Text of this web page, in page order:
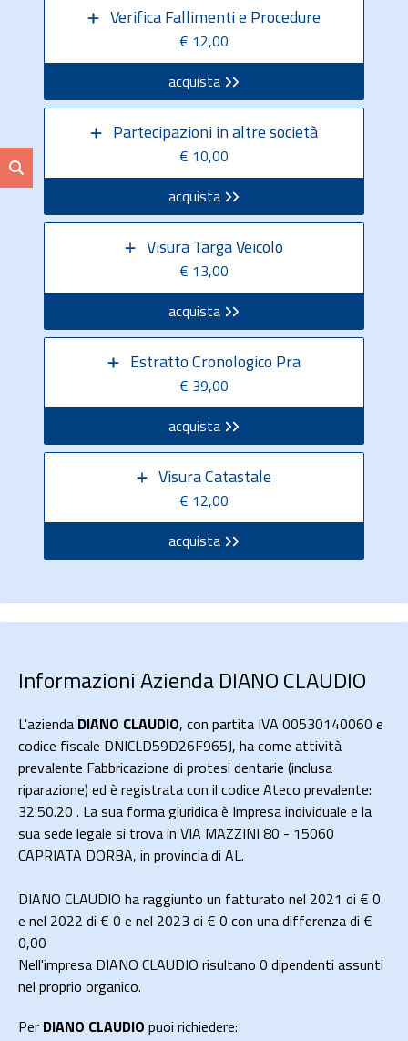
Verifica Fallimenti e Procedure
€ 12,00
acquista
Partecipazioni in altre società
€ 10,00
acquista
Visura Targa Veicolo
€ 13,00
acquista
Estratto Cronologico Pra
€ 39,00
acquista
Visura Catastale
€ 12,00
acquista
Informazioni Azienda DIANO CLAUDIO
L'azienda DIANO CLAUDIO, con partita IVA 00530140060 e
codice fiscale DNICLD59D26F965J, ha come attività
prevalente Fabbricazione di protesi dentarie (inclusa
riparazione) ed è registrata con il codice Ateco prevalente:
32.50.20 . La sua forma giuridica è Impresa individuale e la
sua sede legale si trova in VIA MAZZINI 80 - 15060
CAPRIATA DORBA, in provincia di AL.
DIANO CLAUDIO ha raggiunto un fatturato nel 2021 di € 0
e nel 2022 di € 0 e nel 2023 di € 0 con una differenza di €
0,00
Nell'impresa DIANO CLAUDIO risultano 0 dipendenti assunti
nel proprio organico.
Per DIANO CLAUDIO puoi richiedere: